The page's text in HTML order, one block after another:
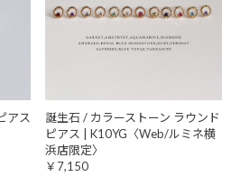
アス
誕生石 / カラーストーン ラウンド
ピアス | K10YG〈Web/ルミネ横
浜店限定〉
￥7,150